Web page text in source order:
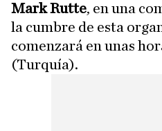
Mark Rutte, en una
la cumbre de esta
comenzará en unas
(Turquía).